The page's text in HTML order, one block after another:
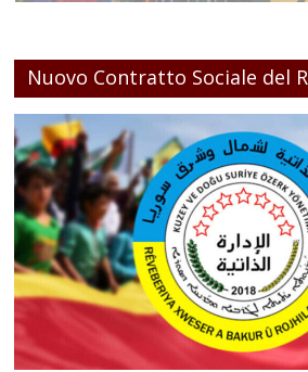
Nuovo Contratto Sociale del